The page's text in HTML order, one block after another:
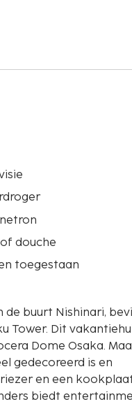
douche
toegestaan
buurt Nishinari,
ligt
Dome Osaka.
gedecoreerd is en
en een
biedt